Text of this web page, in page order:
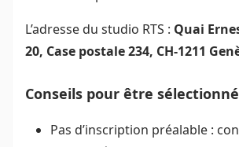
L’adresse du studio RTS : Quai
20, Case postale 234, CH-1211
Conseils pour être
Pas d’inscription préalable :